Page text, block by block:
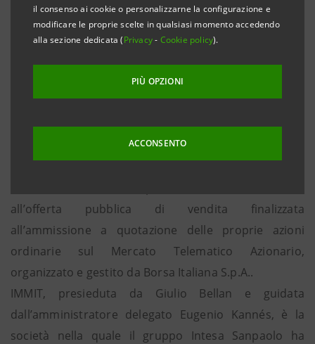
il consenso ai cookie o personalizzarne la configurazione e
modificare le proprie scelte in qualsiasi momento accedendo
alla sezione dedicata (Privacy- Cookie policy).
PIÙ OPZIONI
ACCONSENTO
��Prevista una bonus share ogni venti azioni
assegnate nell’ambito dell’offerta pubblica per gli
Milano, 22 maggio 2008– IMMIT Immobili Italiani
S.p.A., a seguito del rilascio da parte della CONSOB
all’offerta pubblica di vendita finalizzata
all’ammissione a quotazione delle proprie azioni
ordinarie sul Mercato Telematico Azionario,
organizzato e gestito da Borsa Italiana S.p.A..
IMMIT, presieduta da Giulio Bellan e guidata
dall’amministratore delegato Eugenio Kannés, è la
società nella quale il gruppo Intesa Sanpaolo ha